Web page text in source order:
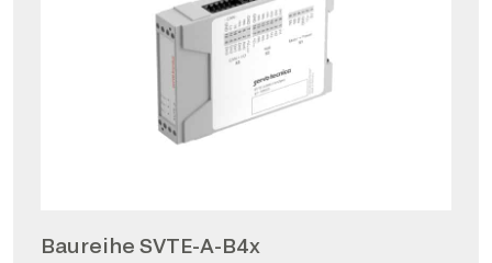
Baureihe SVTE-A-B4x